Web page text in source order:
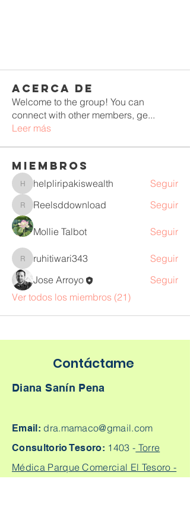
Acerca de
Welcome to the group! You can
connect with other members, ge...
Leer más
Miembros
helpliripakiswealth
helpliripakiswealth Seguir
Reelsddownload
Reelsddownload Seguir
Mollie Talbot Seguir
ruhitiwari343
ruhitiwari343
Seguir
Jose Arroyo
Seguir
Ver todos los miembros (21)
Contáctame
Diana Sanín Pena
Email: dra.mamaco@gmail.com
Consultorio Tesoro: 1403 - Torre
Médica Parque Comercial El Tesoro -